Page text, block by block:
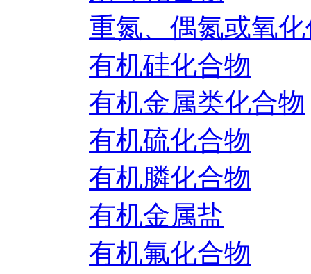
重氮、偶氮或氧
有机硅化合物
有机金属类化合物
有机硫化合物
有机膦化合物
有机金属盐
有机氟化合物